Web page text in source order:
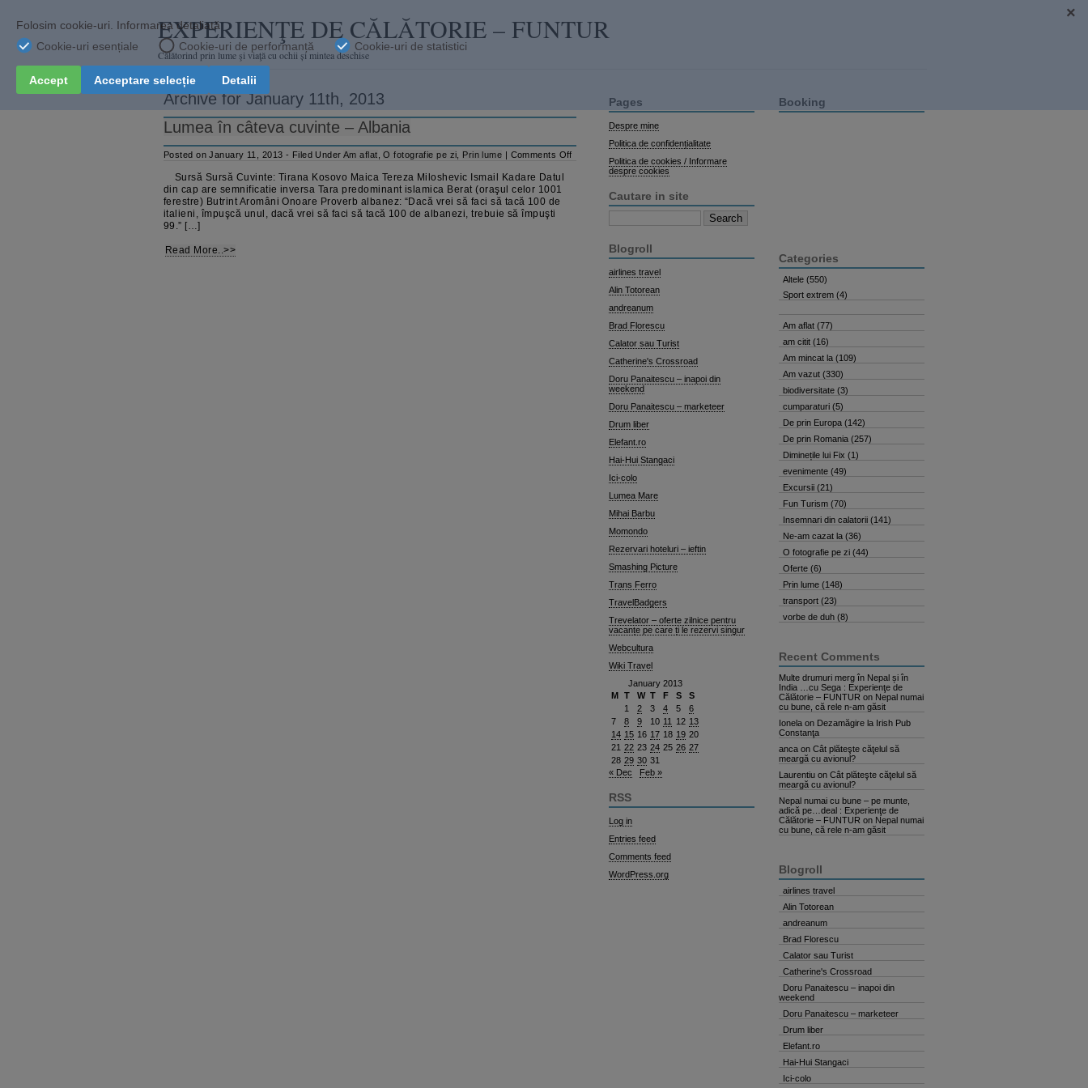
EXPERIENŢE DE CĂLĂTORIE – FUNTUR
Călătorind prin lume şi viaţă cu ochii și mintea deschise
Archive for January 11th, 2013
Lumea în câteva cuvinte – Albania
Posted on January 11, 2013 - Filed UnderAm aflat ,O fotografie pe zi Prin lume | Comments Offon
Sursă Sursă Cuvinte: Tirana Kosovo Maica Tereza Miloshevic Ismail Kadare Datul
din cap are semnificatie inversa Tara predominant islamica Berat (oraşul celor 1001
ferestre) Butrint Aromâni Onoare Proverb albanez: “Dacă vrei să faci să tacă 100 de
italieni, împuşcă unul, dacă vrei să faci să tacă 100 de albanezi, trebuie să împuşti
99.” […]
Read More..>>
Pages
Despre mine
Politica de confidențialitate
Politica de cookies / Informare
despre cookies
Cautare in site
Search
for:
Blogroll
airlines travel
Alin Totorean
andreanum
Brad Florescu
Calator sau Turist
Catherine's Crossroad
Doru Panaitescu – inapoi din
weekend
Doru Panaitescu – marketeer
Drum liber
Elefant.ro
Hai-Hui Stangaci
Ici-colo
Lumea Mare
Mihai Barbu
Momondo
Rezervari hoteluri – ieftin
Smashing Picture
Trans Ferro
TravelBadgers
Trevelator – oferte zilnice pentru
vacanțe pe care ți le rezervi singur
Webcultura
Wiki Travel
January 2013
M T W T F S
S
1
2 3 4 5
6
7
8 9 10 11 12 13
14 15 16 17 18 19 20
21 22 23 24 25 26 27
28 29 30 31
« Dec
Feb »
RSS
Log in
Entries feed
Comments feed
WordPress.org
Booking
Categories
Altele (550)
Sport extrem (4)
Am aflat (77)
am citit (16)
Am mincat la (109)
Am vazut (330)
biodiversitate (3)
cumparaturi (5)
De prin Europa (142)
De prin Romania (257)
Diminețile lui Fix (1)
evenimente (49)
Excursii (21)
Fun Turism (70)
Insemnari din calatorii (141)
Ne-am cazat la (36)
O fotografie pe zi (44)
Oferte (6)
Prin lume (148)
transport (23)
vorbe de duh (8)
Recent Comments
Multe drumuri merg în Nepal și în
India …cu Sega : Experienţe de
Călătorie – FUNTUR on Nepal numai
cu bune, că rele n-am găsit
Ionela on Dezamăgire la Irish Pub
Constanţa
anca on Cât plăteşte căţelul să
meargă cu avionul?
Laurentiu on Cât plăteşte căţelul să
meargă cu avionul?
Nepal numai cu bune – pe munte,
adică pe…deal : Experienţe de
Călătorie – FUNTUR on Nepal numai
cu bune, că rele n-am găsit
Blogroll
airlines travel
Alin Totorean
andreanum
Brad Florescu
Calator sau Turist
Catherine's Crossroad
Doru Panaitescu – inapoi din
weekend
Doru Panaitescu – marketeer
Drum liber
Elefant.ro
Hai-Hui Stangaci
Ici-colo